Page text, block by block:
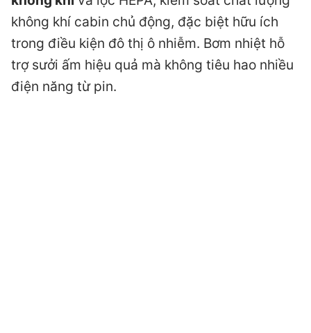
không khí cabin chủ động, đặc biệt hữu ích
trong điều kiện đô thị ô nhiễm. Bơm nhiệt hỗ
trợ sưởi ấm hiệu quả mà không tiêu hao nhiều
điện năng từ pin.